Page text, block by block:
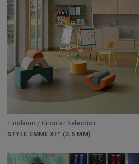
Linoléum / Circular Selection
STYLE EMME XF² (2.5 MM)